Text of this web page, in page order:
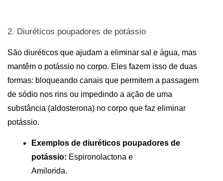
2. Diuréticos poupadores de potássio
São diuréticos que ajudam a eliminar sal e água, mas
mantêm o potássio no corpo. Eles fazem isso de duas
formas: bloqueando canais que permitem a passagem
de sódio nos rins ou impedindo a ação de uma
substância (aldosterona) no corpo que faz eliminar
potássio.
Exemplos de diuréticos poupadores de
potássio: Espironolactona e
Amilorida.